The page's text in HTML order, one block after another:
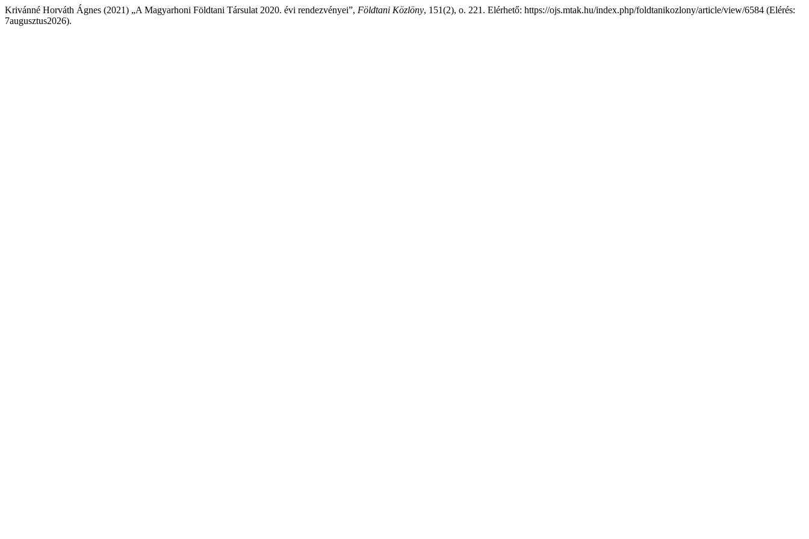
Krivánné Horváth Ágnes (2021) „A Magyarhoni Földtani Társulat 2020. évi rendezvényei”, Földtani Közlöny, 151(2), o. 221. Elérhető: https://ojs.mtak.hu/index.php/foldtanikozlony/article/view/6584 (Elérés:
7augusztus2026).